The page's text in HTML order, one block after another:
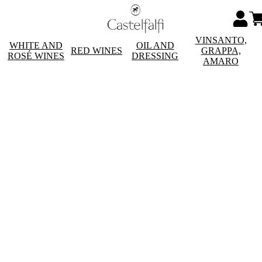
WHITE AND
ROSÉ WINES
RED WINES
OIL AND
DRESSING
VINSANTO,
GRAPPA,
AMARO